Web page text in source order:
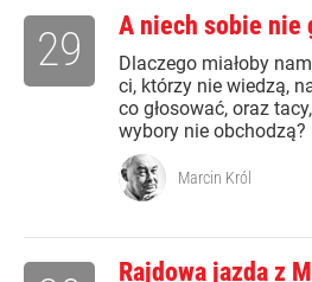
A niech sobie nie
Dlaczego miałoby
ci, którzy nie wiedzą,
co głosować, oraz
wybory nie obchodzą?
29
Marcin Król
Rajdowa jazda z